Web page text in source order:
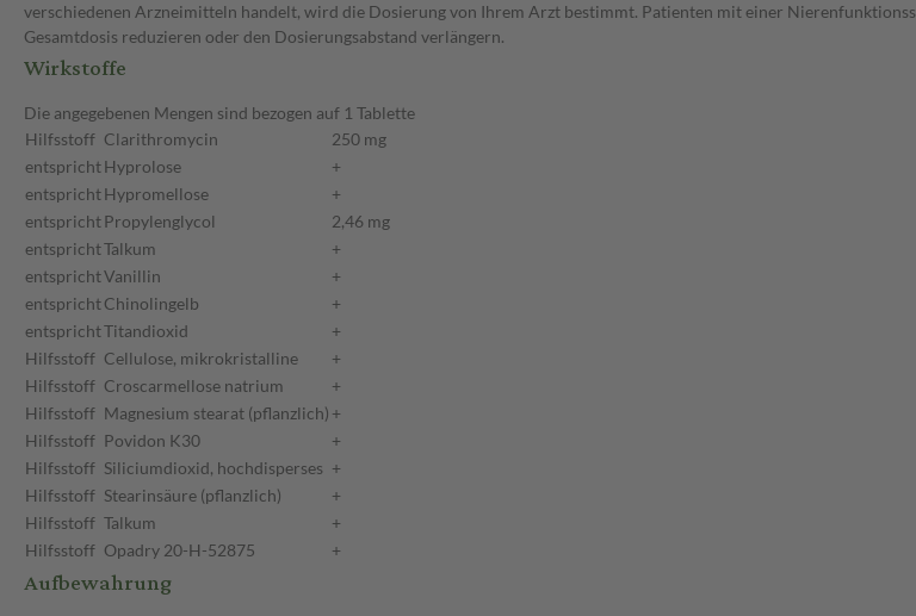
verschiedenen Arzneimitteln handelt, wird die Dosierung von Ihrem Arzt bestimmt. Patienten mit einer
Gesamtdosis reduzieren oder den Dosierungsabstand verlängern.
Wirkstoffe
Die angegebenen Mengen sind bezogen auf 1 Tablette
Hilfsstoff Clarithromycin
250 mg
entsprichtHyprolose
+
entsprichtHypromellose
+
entsprichtPropylenglycol
2,46 mg
entsprichtTalkum
+
entsprichtVanillin
+
entsprichtChinolingelb
+
entsprichtTitandioxid
+
Hilfsstoff Cellulose, mikrokristalline
+
Hilfsstoff Croscarmellose natrium
+
Hilfsstoff Magnesium stearat (pflanzlich) +
Hilfsstoff Povidon K30
+
Hilfsstoff Siliciumdioxid, hochdisperses +
Hilfsstoff Stearinsäure (pflanzlich)
+
Hilfsstoff Talkum
+
Hilfsstoff Opadry 20-H-52875 +
Aufbewahrung